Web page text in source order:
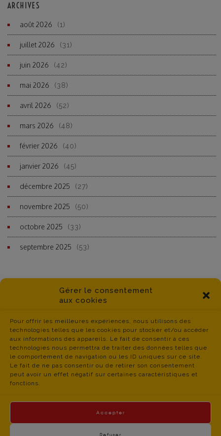
Gérer le consentement
aux cookies
Pour offrir les meilleures expériences, nous utilisons des
technologies telles que les cookies pour stocker et/ou accéder
aux informations des appareils. Le fait de consentir à ces
technologies nous permettra de traiter des données telles que
le comportement de navigation ou les ID uniques sur ce site.
Le fait de ne pas consentir ou de retirer son consentement
peut avoir un effet négatif sur certaines caractéristiques et
fonctions.
Accepter
Refuser
ARCHIVES
août 2026 (1)
juillet 2026 (31)
juin 2026 (42)
mai 2026 (38)
avril 2026 (52)
mars 2026 (48)
février 2026 (40)
janvier 2026 (45)
décembre 2025 (27)
novembre 2025 (50)
octobre 2025 (33)
septembre 2025 (53)